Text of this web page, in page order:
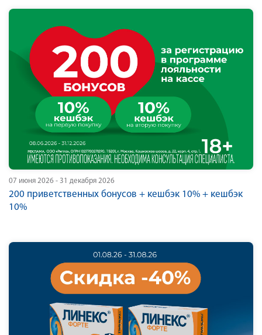
07 июня 2026 - 31 декабря 2026
200 приветственных бонусов + кешбэк 10% + кешбэк
10%